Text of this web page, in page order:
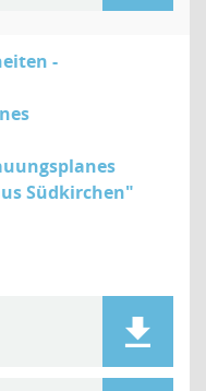
-
Südkirchen"